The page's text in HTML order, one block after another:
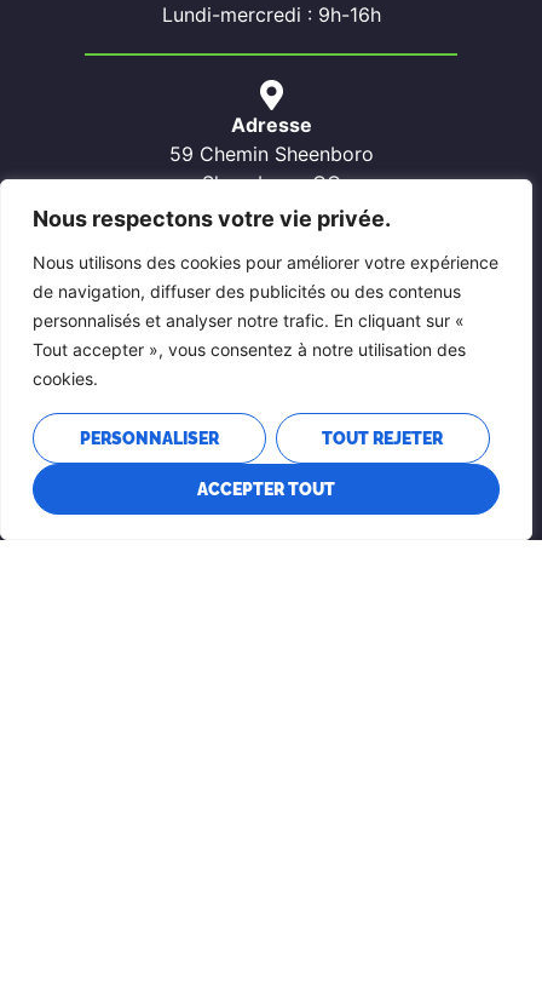
Nous respectons votre vie privée.
Nous utilisons des cookies pour améliorer votre expérience
de navigation, diffuser des publicités ou des contenus
personnalisés et analyser notre trafic. En cliquant sur «
Tout accepter », vous consentez à notre utilisation des
cookies.
PERSONNALISER TOUT REJETER
ACCEPTER TOUT
Lundi-mercredi : 9h-16h
Adresse
59 Chemin Sheenboro
Sheenboro, QC
J0X 2Z0
Contactez-nous
Téléphone: 819-689-5022
WALTHAM